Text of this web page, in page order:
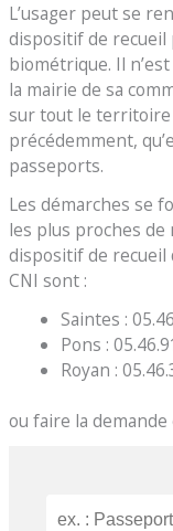
L’usager peut se
dispositif de recueil
biométrique. Il
la mairie de sa
sur tout le territoire
précédemment,
passeports.
Les démarches se
les plus proches de
dispositif de recueil
CNI sont :
Saintes :
Pons :
Royan :
ou faire la